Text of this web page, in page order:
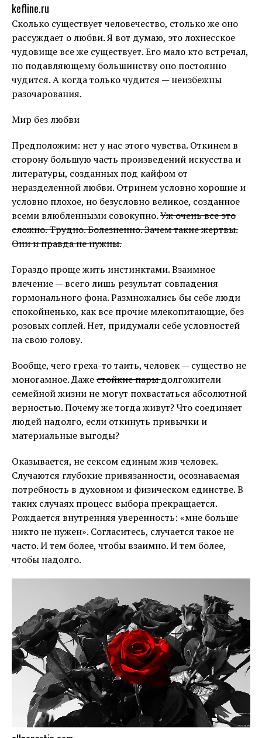
kefline.ru
Сколько существует человечество, столько же оно
рассуждает о любви. Я вот думаю, это лохнесское
чудовище все же существует. Его мало кто встречал,
но подавляющему большинству оно постоянно
чудится. А когда только чудится — неизбежны
разочарования.
Мир без любви
Предположим: нет у нас этого чувства. Откинем в
сторону большую часть произведений искусства и
литературы, созданных под кайфом от
неразделенной любви. Отринем условно хорошие и
условно плохое, но безусловно великое, созданное
всеми влюбленными совокупно.Уж очень все это
сложно. Трудно. Болезненно. Зачем такие жертвы.
Они и правда не нужны.
Гораздо проще жить инстинктами. Взаимное
влечение — всего лишь результат совпадения
гормонального фона. Размножались бы себе люди
спокойненько, как все прочие млекопитающие, без
розовых соплей. Нет, придумали себе условностей
на свою голову.
Вообще, чего греха-то таить, человек — существо не
моногамное. Дажестойкие парыдолгожители
семейной жизни не могут похвастаться абсолютной
верностью. Почему же тогда живут? Что соединяет
людей надолго, если откинуть привычки и
материальные выгоды?
Оказывается, не сексом единым жив человек.
Случаются глубокие привязанности, осознаваемая
потребность в духовном и физическом единстве. В
таких случаях процесс выбора прекращается.
Рождается внутренняя уверенность: «мне больше
никто не нужен». Согласитесь, случается такое не
часто. И тем более, чтобы взаимно. И тем более,
чтобы надолго.